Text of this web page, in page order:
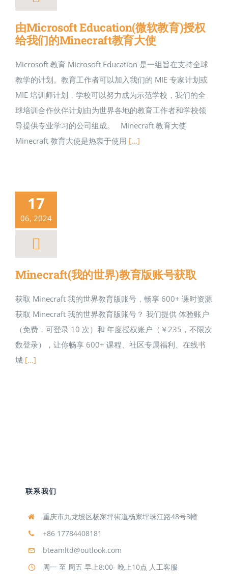
由Microsoft Education(微软教育)授权
给我们的Minecraft教育大使
Microsoft 教育 Microsoft Education 是一组旨在支持全球
教学的计划。教育工作者可以加入我们的 MIE 专家计划或
MIE 培训师计划，学校可以努力成为示范学校，我们的全
球培训合作伙伴计划由为世界各地的教育工作者和学校领
导提供专业学习的公司组成。 Minecraft 教育大使
Minecraft 教育大使是热衷于使用 [...]
17
06, 2024
Minecraft(我的世界)教育版账号获取
获取 Minecraft 我的世界教育版账号，畅享 600+ 课时资源
获取 Minecraft 我的世界教育版账号？ 我们提供 体验账户
（免费，可登录 10 次）和 年度授权账户（￥235，不限次
数登录），让你畅享 600+ 课程、社区专属福利、在线书
城 [...]
联系我们
重庆市九龙坡区杨家坪街道杨家坪珠江路48号3幢
+86 17784408181
bteamltd@outlook.com
周一 至 周五 早上8:00- 晚上10点 人工客服